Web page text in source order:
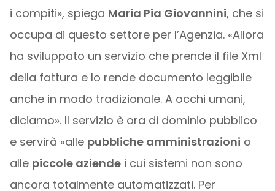
i compiti», spiega Maria Pia Giovannini, che si
occupa di questo settore per l’Agenzia. «Allora
ha sviluppato un servizio che prende il file Xml
della fattura e lo rende documento leggibile
anche in modo tradizionale. A occhi umani,
diciamo». Il servizio è ora di dominio pubblico
e servirà «alle pubbliche amministrazioni o
alle piccole aziendei cui sistemi non sono
ancora totalmente automatizzati. Per